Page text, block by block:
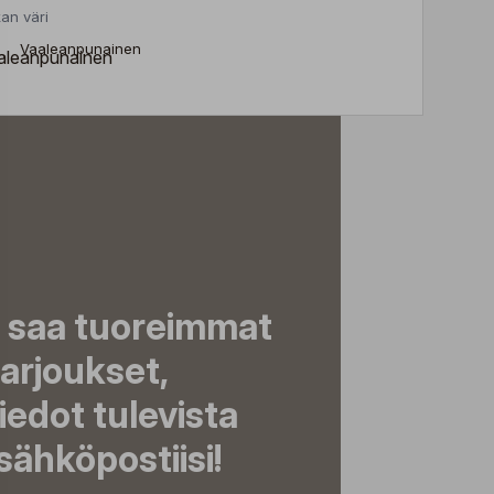
väri
Vaaleanpunainen
tuoreimmat
tulevista